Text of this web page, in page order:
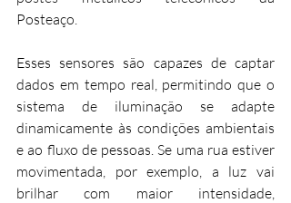
Posteaço.
Esses sensores são capazes de captar
dados em tempo real, permitindo que o
sistema de iluminação se adapte
dinamicamente às condições ambientais
e ao fluxo de pessoas. Se uma rua estiver
movimentada, por exemplo, a luz vai
brilhar com maior intensidade,